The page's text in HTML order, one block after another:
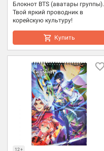
Блокнот BTS (аватары группы).
Твой яркий проводник в
корейскую культуру!
Купить
12+